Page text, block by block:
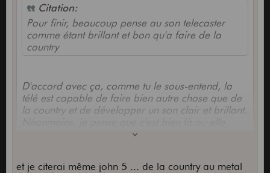
Citation:
Pour finir, beaucoup pense au son telecaster
comme étant brillant et bon qu'a faire de la
country
D'accord avec ça, comme tu le sous-entend, la
télé est capable de faire bien autre chose que de
la country et de développer un son clair et brillant.
excelle et se distingue des autres guitares, là ou
C'est dans ces registres clairs (ou crunch légers)
et je citerai même john 5 ... de la country au metal